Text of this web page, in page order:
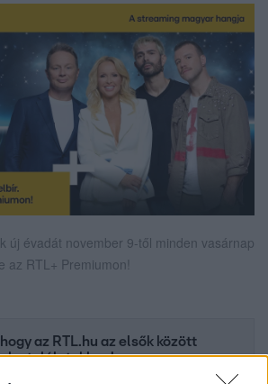
új évadát november 9-től minden vasárnap
az RTL+ Premiumon!
az RTL.hu az elsők között
találatokban!